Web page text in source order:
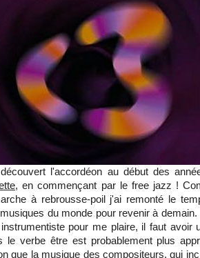
l'accordéon au début des
, en commençant par le free jazz !
à rebrousse-poil j'ai remonté le
du monde pour revenir à
pour me plaire, il faut avoir
le verbe être est probablement plus
que la musique des compositeurs, qui